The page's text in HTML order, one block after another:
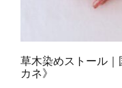
草木染めストール
カネ》